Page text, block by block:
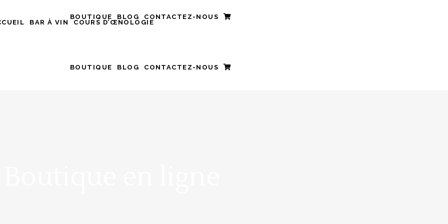
BAR À VIN COURS D’ŒNOLOGIE
BOUTIQUE BLOG CONTACTEZ-NOUS
BOUTIQUE BLOG CONTACTEZ-NOUS